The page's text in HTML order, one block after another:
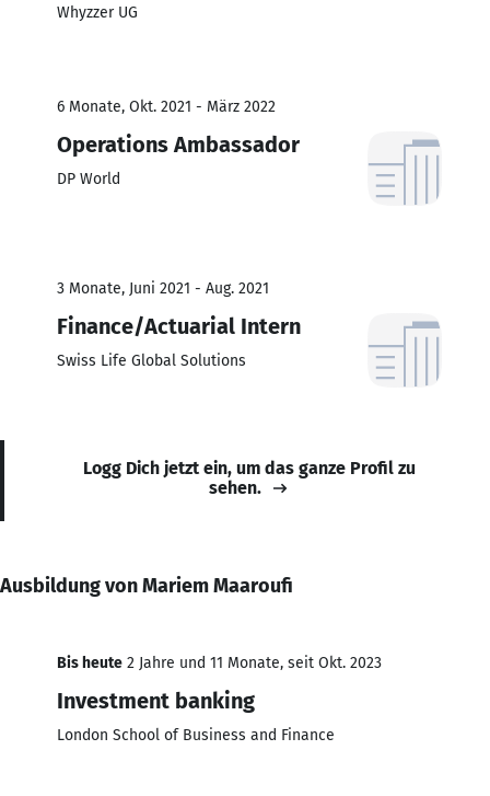
Whyzzer UG
6 Monate, Okt. 2021 - März 2022
Operations Ambassador
DP World
3 Monate, Juni 2021 - Aug. 2021
Finance/Actuarial Intern
Swiss Life Global Solutions
Logg Dich jetzt ein, um das ganze Profil zu
sehen.
Ausbildung von Mariem Maaroufi
Bis heute 2 Jahre und 11 Monate, seit Okt. 2023
Investment banking
London School of Business and Finance